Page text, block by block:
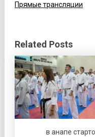
Прямые трансляции
Related Posts
в анапе